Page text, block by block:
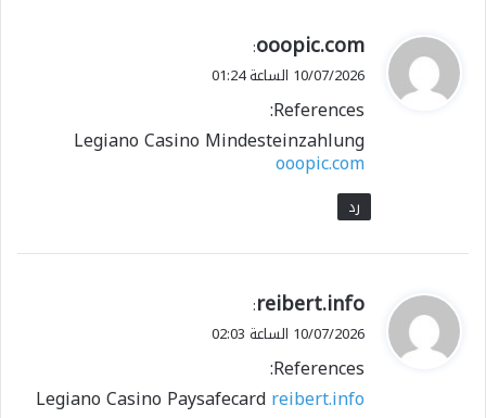
ي
ق
ل
ooopic.com
:
10/07/2026 الساعة 01:24
References:
Legiano Casino Mindesteinzahlung
ooopic.com
رد
ي
ق
ل
reibert.info
:
10/07/2026 الساعة 02:03
References:
Legiano Casino Paysafecardreibert.info